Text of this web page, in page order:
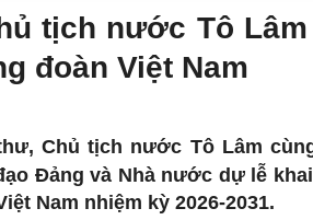
tịch nước Tô
đoàn Việt Nam
Chủ tịch nước Tô Lâm
Đảng và Nhà nước dự lễ
Nam nhiệm kỳ 2026-2031.